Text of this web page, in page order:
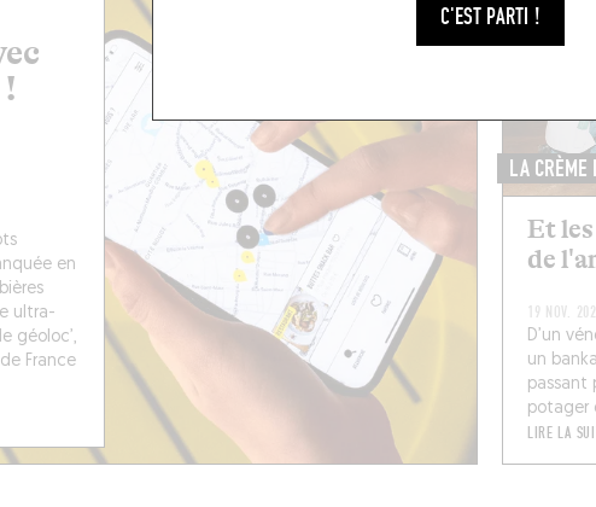
C'EST PARTI !
en
ultra-
géoloc’,
France
LA CRÈME
Et
de
19 NOV.
D’un
un
passant
potager
LIRE LA